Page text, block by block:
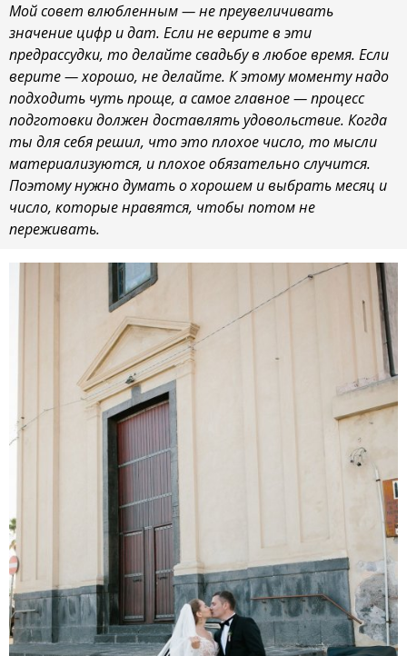
Мой совет влюбленным — не преувеличивать
значение цифр и дат. Если не верите в эти
предрассудки, то делайте свадьбу в любое время. Если
верите — хорошо, не делайте. К этому моменту надо
подходить чуть проще, а самое главное — процесс
подготовки должен доставлять удовольствие. Когда
ты для себя решил, что это плохое число, то мысли
материализуются, и плохое обязательно случится.
Поэтому нужно думать о хорошем и выбрать месяц и
число, которые нравятся, чтобы потом не
переживать.